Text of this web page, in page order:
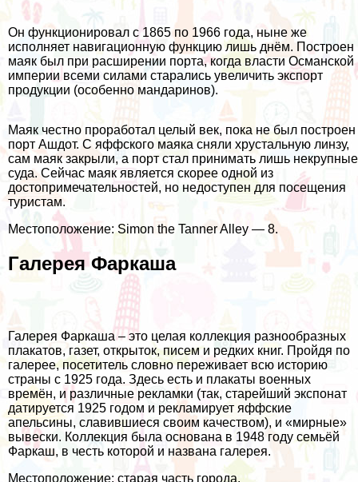
Он функционировал с 1865 по 1966 года, ныне же
исполняет навигационную функцию лишь днём. Построен
маяк был при расширении порта, когда власти Османской
империи всеми силами старались увеличить экспорт
продукции (особенно мандаринов).
Маяк честно проработал целый век, пока не был построен
порт Ашдот. С яффского маяка сняли хрустальную линзу,
сам маяк закрыли, а порт стал принимать лишь некрупные
суда. Сейчас маяк является скорее одной из
достопримечательностей, но недоступен для посещения
туристам.
Местоположение: Simon the Tanner Alley — 8.
Галерея Фаркаша
Галерея Фаркаша – это целая коллекция разнообразных
плакатов, газет, открыток, писем и редких книг. Пройдя по
галерее, посетитель словно переживает всю историю
страны с 1925 года. Здесь есть и плакаты военных
времён, и различные рекламки (так, старейший экспонат
датируется 1925 годом и рекламирует яффские
апельсины, славившиеся своим качеством), и «мирные»
вывески. Коллекция была основана в 1948 году семьёй
Фаркаш, в честь которой и названа галерея.
Местоположение: старая часть города.